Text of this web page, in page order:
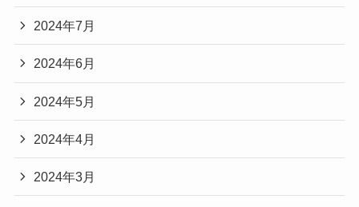
2024年7月
2024年6月
2024年5月
2024年4月
2024年3月